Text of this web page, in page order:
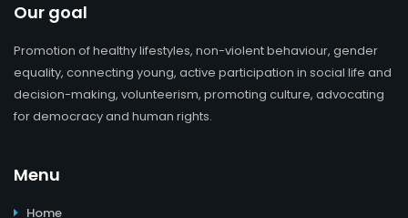
Our goal
Promotion of healthy lifestyles, non-violent behaviour, gender
equality, connecting young, active participation in social life and
decision-making, volunteerism, promoting culture, advocating
for democracy and human rights.
Menu
Home